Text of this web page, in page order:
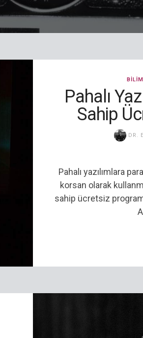
Pahalı
Sahip
DR.
Pahalı yazılımlara
korsan olarak
sahip ücretsiz